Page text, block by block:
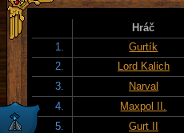
Hráč
1.
Gurtík
2.
Lord Kalich
3.
Narval
4.
Maxpol II.
5.
Gurt II